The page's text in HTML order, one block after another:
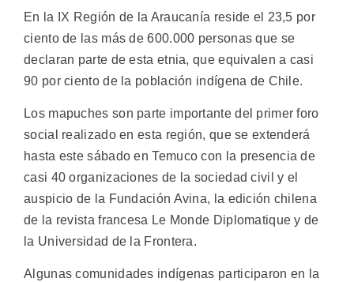
En la IX Región de la Araucanía reside el 23,5 por
ciento de las más de 600.000 personas que se
declaran parte de esta etnia, que equivalen a casi
90 por ciento de la población indígena de Chile.
Los mapuches son parte importante del primer foro
social realizado en esta región, que se extenderá
hasta este sábado en Temuco con la presencia de
casi 40 organizaciones de la sociedad civil y el
auspicio de la Fundación Avina, la edición chilena
de la revista francesa Le Monde Diplomatique y de
la Universidad de la Frontera.
Algunas comunidades indígenas participaron en la